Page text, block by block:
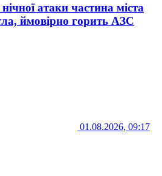
атаки частина міста
ймовірно горить АЗС
01.08.2026, 09:17